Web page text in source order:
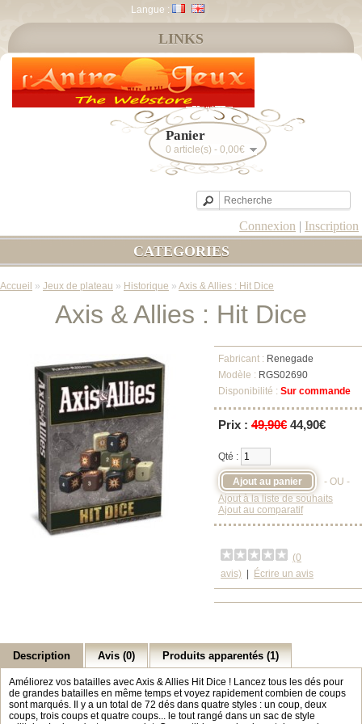
Langue :
Panier
0 article(s) - 0,00€
Connexion | Inscription
LINKS
CATEGORIES
Accueil » Jeux de plateau » Historique » Axis & Allies : Hit Dice
Axis & Allies : Hit Dice
Fabricant : Renegade
Modèle : RGS02690
Disponibilité : Sur commande
Prix : 49,90€ 44,90€
Qté :
- OU -
Ajout à la liste de souhaits
Ajout au comparatif
(0
avis)
Écrire un avis
Description Avis (0) Produits apparentés (1)
Améliorez vos batailles avec Axis & Allies Hit Dice ! Lancez tous les dés pour
de grandes batailles en même temps et voyez rapidement combien de coups
sont marqués. Il y a un total de 72 dés dans quatre styles : un coup, deux
coups, trois coups et quatre coups... le tout rangé dans un sac de style